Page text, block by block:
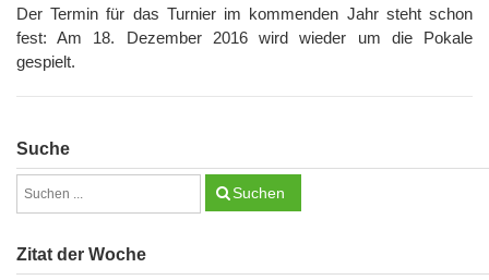
Der Termin für das Turnier im kommenden Jahr steht schon
fest: Am 18. Dezember 2016 wird wieder um die Pokale
gespielt.
Suche
Suchen
Zitat der Woche